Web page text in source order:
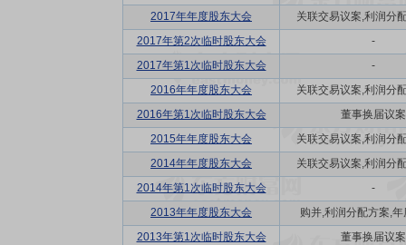
2017年年度股东大会
关联交易议案,利润分
2017年第2次临时股东大会
-
2017年第1次临时股东大会
-
2016年年度股东大会
关联交易议案,利润分
2016年第1次临时股东大会
董事换届议案
2015年年度股东大会
关联交易议案,利润分
2014年年度股东大会
关联交易议案,利润分
2014年第1次临时股东大会
-
2013年年度股东大会
购并,利润分配方案,年
2013年第1次临时股东大会
董事换届议案